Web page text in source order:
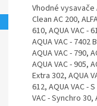
Vhodné vysavače
Clean AC 200,
610, AQUA VAC -
AQUA VAC - 7402
AQUA VAC - 790,
AQUA VAC - 905,
Extra 302, AQUA
612, AQUA VAC -
VAC - Synchro 30,